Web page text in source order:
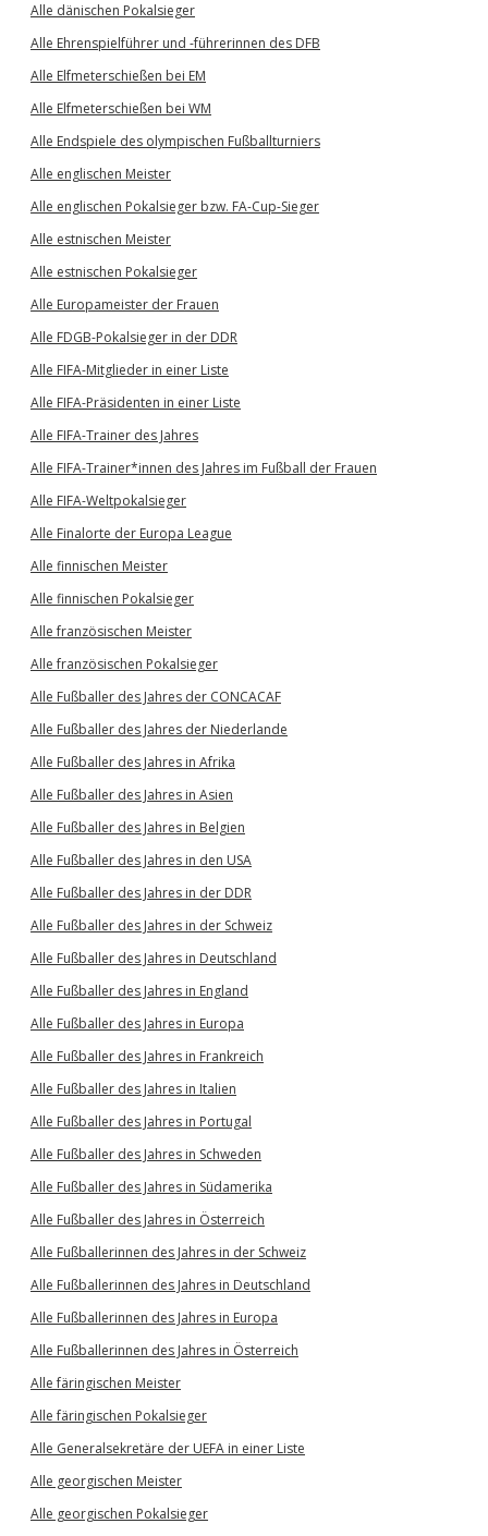
Alle dänischen Pokalsieger
Alle Ehrenspielführer und -führerinnen des DFB
Alle Elfmeterschießen bei EM
Alle Elfmeterschießen bei WM
Alle Endspiele des olympischen Fußballturniers
Alle englischen Meister
Alle englischen Pokalsieger bzw. FA-Cup-Sieger
Alle estnischen Meister
Alle estnischen Pokalsieger
Alle Europameister der Frauen
Alle FDGB-Pokalsieger in der DDR
Alle FIFA-Mitglieder in einer Liste
Alle FIFA-Präsidenten in einer Liste
Alle FIFA-Trainer des Jahres
Alle FIFA-Trainer*innen des Jahres im Fußball der Frauen
Alle FIFA-Weltpokalsieger
Alle Finalorte der Europa League
Alle finnischen Meister
Alle finnischen Pokalsieger
Alle französischen Meister
Alle französischen Pokalsieger
Alle Fußballer des Jahres der CONCACAF
Alle Fußballer des Jahres der Niederlande
Alle Fußballer des Jahres in Afrika
Alle Fußballer des Jahres in Asien
Alle Fußballer des Jahres in Belgien
Alle Fußballer des Jahres in den USA
Alle Fußballer des Jahres in der DDR
Alle Fußballer des Jahres in der Schweiz
Alle Fußballer des Jahres in Deutschland
Alle Fußballer des Jahres in England
Alle Fußballer des Jahres in Europa
Alle Fußballer des Jahres in Frankreich
Alle Fußballer des Jahres in Italien
Alle Fußballer des Jahres in Portugal
Alle Fußballer des Jahres in Schweden
Alle Fußballer des Jahres in Südamerika
Alle Fußballer des Jahres in Österreich
Alle Fußballerinnen des Jahres in der Schweiz
Alle Fußballerinnen des Jahres in Deutschland
Alle Fußballerinnen des Jahres in Europa
Alle Fußballerinnen des Jahres in Österreich
Alle färingischen Meister
Alle färingischen Pokalsieger
Alle Generalsekretäre der UEFA in einer Liste
Alle georgischen Meister
Alle georgischen Pokalsieger